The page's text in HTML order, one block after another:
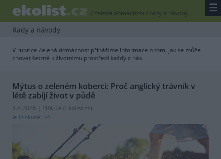
/ zelená domácnost/ rady a návody ☰
Rady a návody
V rubrice Zelená domácnost přinášíme informace o tom, jak se může
chovat šetrně k životnímu prostředí každý z nás.
Mýtus o zeleném koberci: Proč anglický trávník v
létě zabíjí život v půdě
4.8.2026 | PRAHA (Ekolist.cz)
Diskuse: 34